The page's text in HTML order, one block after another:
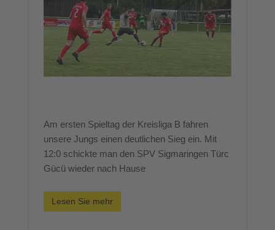
Am ersten Spieltag der Kreisliga B fahren
unsere Jungs einen deutlichen Sieg ein. Mit
12:0 schickte man den SPV Sigmaringen Türc
Gücü wieder nach Hause
Lesen Sie mehr